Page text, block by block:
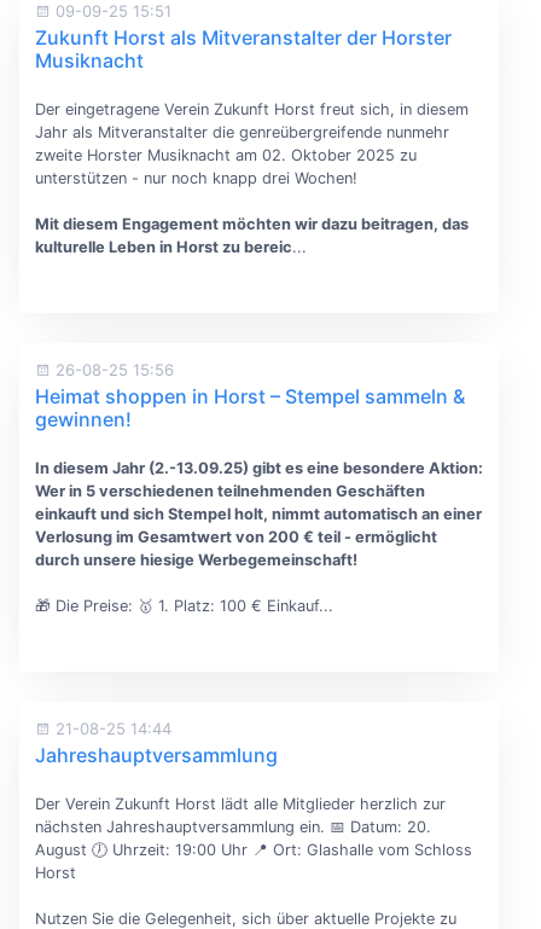
09-09-25 15:51
Zukunft Horst als Mitveranstalter der Horster
Musiknacht
Der eingetragene Verein Zukunft Horst freut sich, in diesem
Jahr als Mitveranstalter die genreübergreifende nunmehr
zweite Horster Musiknacht am 02. Oktober 2025 zu
unterstützen - nur noch knapp drei Wochen!
Mit diesem Engagement möchten wir dazu beitragen, das
kulturelle Leben in Horst zu bereic...
26-08-25 15:56
Heimat shoppen in Horst – Stempel sammeln &
gewinnen!
In diesem Jahr (2.-13.09.25) gibt es eine besondere Aktion:
Wer in 5 verschiedenen teilnehmenden Geschäften
einkauft und sich Stempel holt, nimmt automatisch an einer
Verlosung im Gesamtwert von 200 € teil - ermöglicht
durch unsere hiesige Werbegemeinschaft!
🎁 Die Preise: 🥇 1. Platz: 100 € Einkauf...
21-08-25 14:44
Jahreshauptversammlung
Der Verein Zukunft Horst lädt alle Mitglieder herzlich zur
nächsten Jahreshauptversammlung ein. 📅 Datum: 20.
August 🕖 Uhrzeit: 19:00 Uhr 📍 Ort: Glashalle vom Schloss
Horst
Nutzen Sie die Gelegenheit, sich über aktuelle Projekte zu